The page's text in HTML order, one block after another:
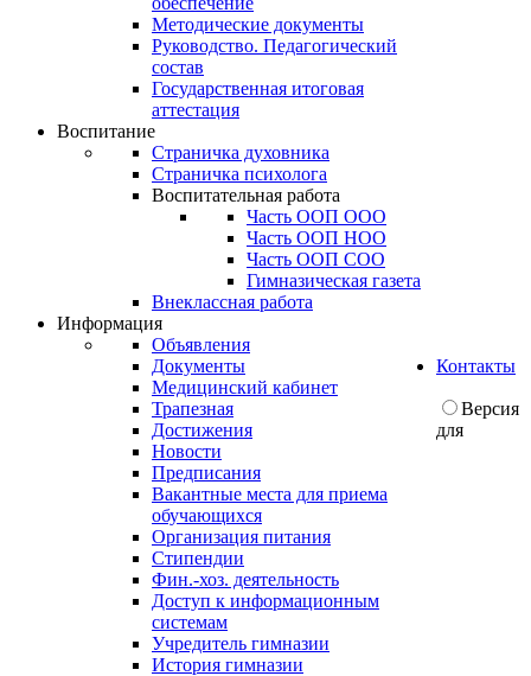
Методические документы
Руководство. Педагогический
состав
Государственная итоговая
аттестация
Воспитание
Страничка духовника
Страничка психолога
Воспитательная работа
Часть ООП ООО
Часть ООП НОО
Часть ООП СОО
Гимназическая газета
Внеклассная работа
Информация
Объявления
Документы
Медицинский кабинет
Трапезная
Достижения
Новости
Предписания
Вакантные места для приема
обучающихся
Организация питания
Стипендии
Фин.-хоз. деятельность
Доступ к информационным
системам
Учредитель гимназии
История гимназии
Контакты
Версия
для